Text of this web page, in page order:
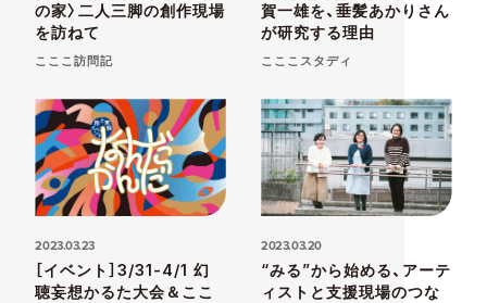
の家〉二人三脚の創作現場
を訪ねて
こここ訪問記
賀一雄を、垂髪あかりさん
が研究する理由
こここスタディ
2023.03.23
［イベント］3/31-4/1 幻
聴妄想かるた大会＆ここ
2023.03.20
“みる”から始める、アーテ
ィストと支援現場のつな